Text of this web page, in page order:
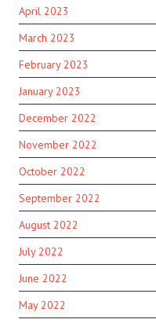
April 2023
March 2023
February 2023
January 2023
December 2022
November 2022
October 2022
September 2022
August 2022
July 2022
June 2022
May 2022